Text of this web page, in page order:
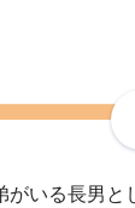
いる長男と